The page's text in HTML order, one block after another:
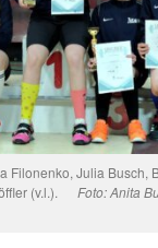
Filonenko, Julia Busch,
(v.l.). Foto: Anita